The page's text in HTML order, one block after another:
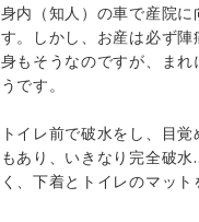
内（知人）の車で産院に
。しかし、お産は必ず陣
もそうなのですが、まれ
です。
イレ前で破水をし、目覚
あり、いきなり完全破
、下着とトイレのマット